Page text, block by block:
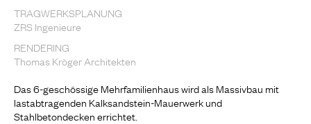
TRAGWERKSPLANUNG
ZRS Ingenieure
RENDERING
Thomas Kröger Architekten
Das 6-geschössige Mehrfamilienhaus wird als Massivbau mit
lastabtragenden Kalksandstein-Mauerwerk und
Stahlbetondecken errichtet.